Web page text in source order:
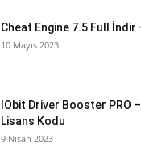
Cheat Engine 7.5 Full
10 Mayıs 2023
IObit Driver Booster PRO
Lisans Kodu
9 Nisan 2023